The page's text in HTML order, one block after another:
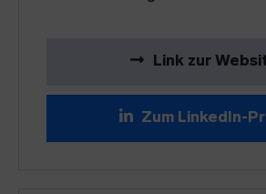
Link zur
Zum LinkedIn-